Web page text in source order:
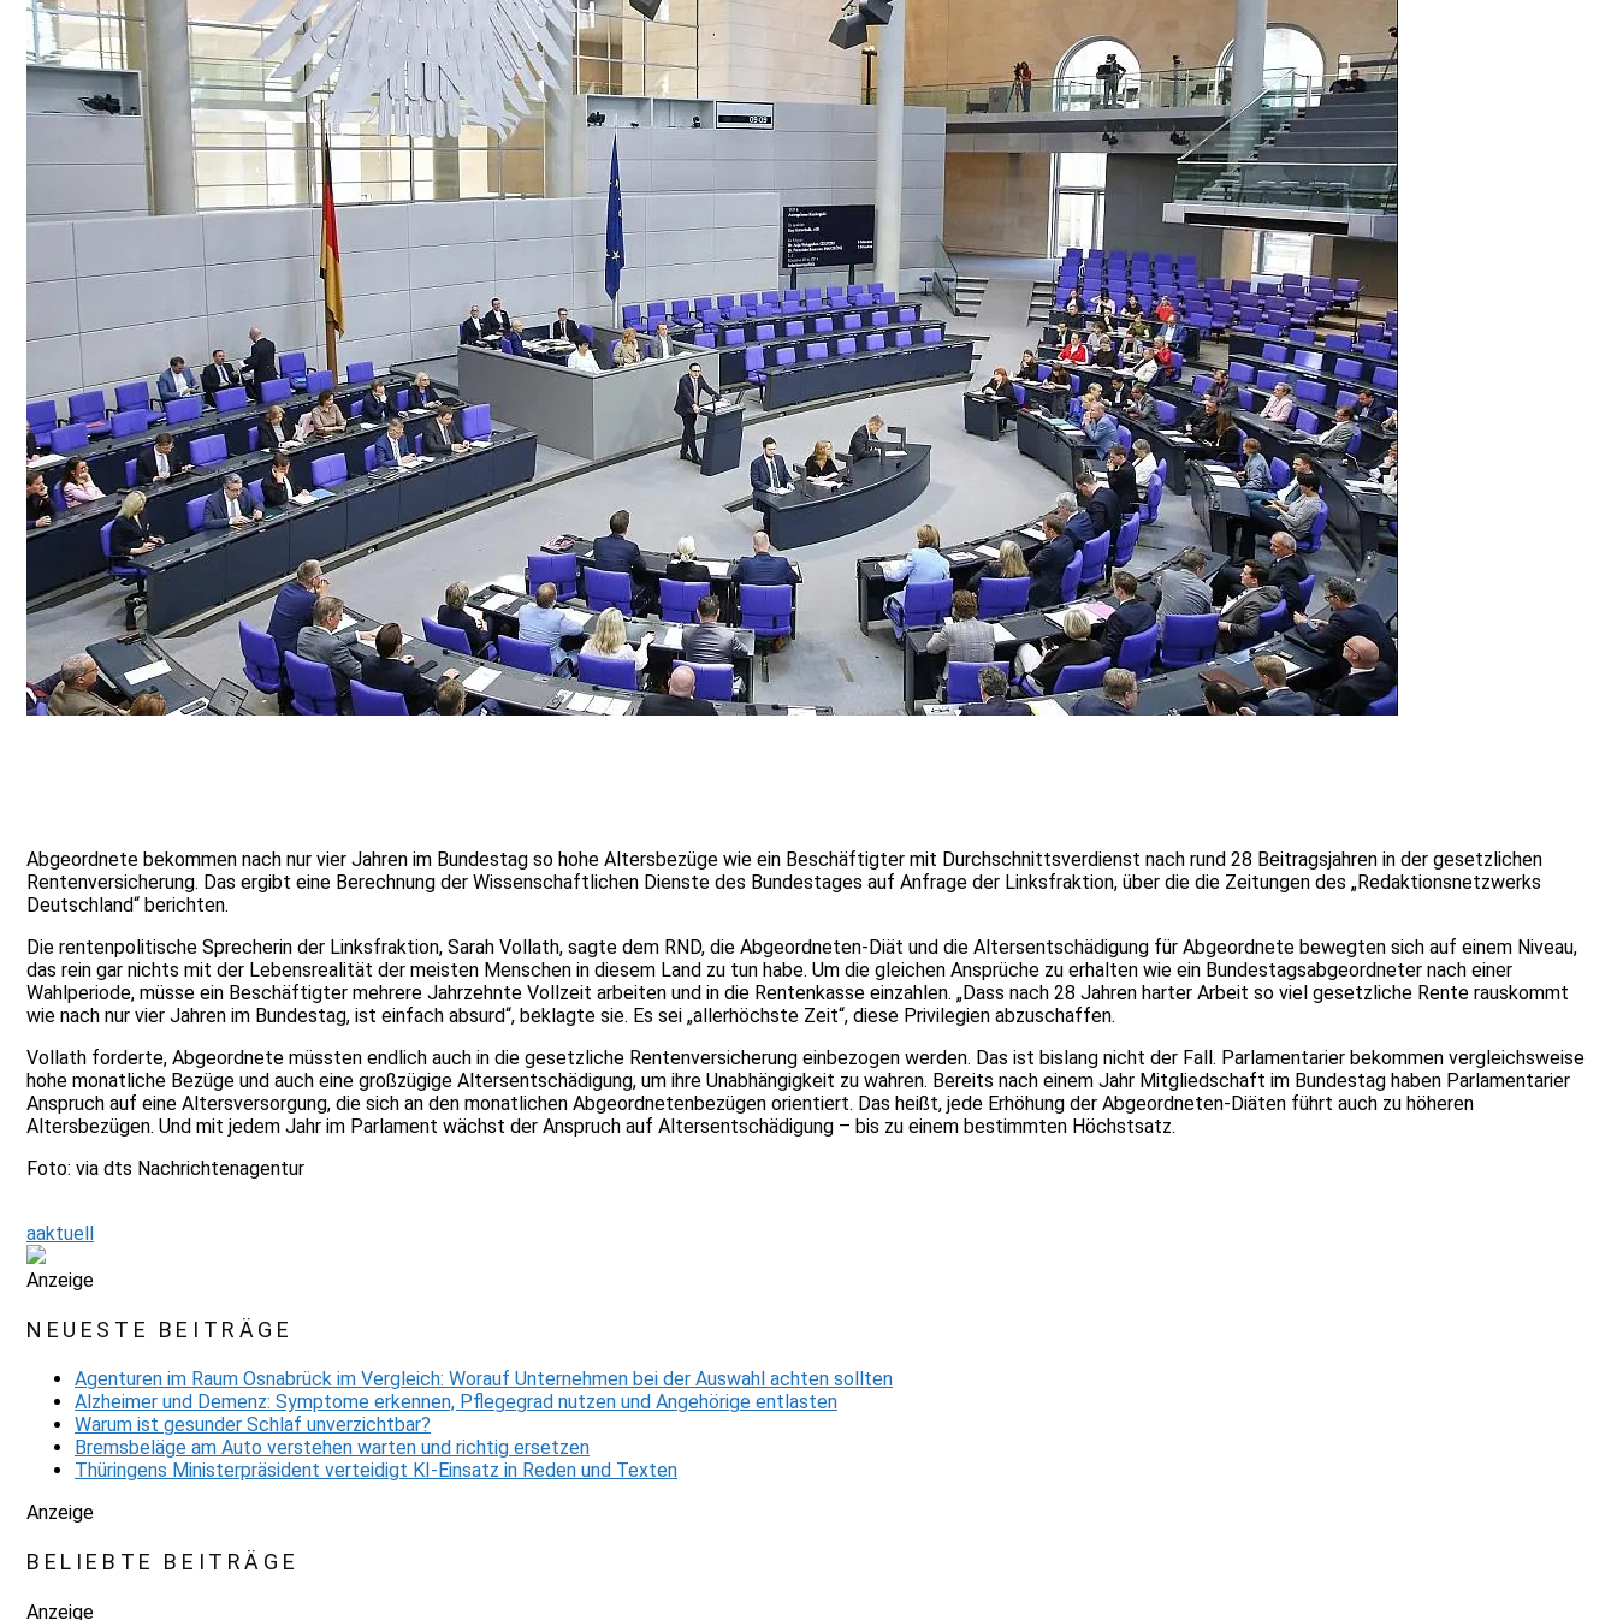
Abgeordnete bekommen nach nur vier Jahren im Bundestag so hohe Altersbezüge wie ein Beschäftigter mit Durchschnittsverdienst nach rund 28 Beitragsjahren in der gesetzlichen
Rentenversicherung. Das ergibt eine Berechnung der Wissenschaftlichen Dienste des Bundestages auf Anfrage der Linksfraktion, über die die Zeitungen des „Redaktionsnetzwerks
Deutschland“ berichten.
Die rentenpolitische Sprecherin der Linksfraktion, Sarah Vollath, sagte dem RND, die Abgeordneten-Diät und die Altersentschädigung für Abgeordnete bewegten sich auf einem Niveau,
das rein gar nichts mit der Lebensrealität der meisten Menschen in diesem Land zu tun habe. Um die gleichen Ansprüche zu erhalten wie ein Bundestagsabgeordneter nach einer
Wahlperiode, müsse ein Beschäftigter mehrere Jahrzehnte Vollzeit arbeiten und in die Rentenkasse einzahlen. „Dass nach 28 Jahren harter Arbeit so viel gesetzliche Rente rauskommt
wie nach nur vier Jahren im Bundestag, ist einfach absurd“, beklagte sie. Es sei „allerhöchste Zeit“, diese Privilegien abzuschaffen.
Vollath forderte, Abgeordnete müssten endlich auch in die gesetzliche Rentenversicherung einbezogen werden. Das ist bislang nicht der Fall. Parlamentarier bekommen vergleichsweise
hohe monatliche Bezüge und auch eine großzügige Altersentschädigung, um ihre Unabhängigkeit zu wahren. Bereits nach einem Jahr Mitgliedschaft im Bundestag haben Parlamentarier
Anspruch auf eine Altersversorgung, die sich an den monatlichen Abgeordnetenbezügen orientiert. Das heißt, jede Erhöhung der Abgeordneten-Diäten führt auch zu höheren
Altersbezügen. Und mit jedem Jahr im Parlament wächst der Anspruch auf Altersentschädigung – bis zu einem bestimmten Höchstsatz.
Foto: via dts Nachrichtenagentur
aaktuell
Anzeige
NEUESTE BEITRÄGE
Agenturen im Raum Osnabrück im Vergleich: Worauf Unternehmen bei der Auswahl achten sollten
Alzheimer und Demenz: Symptome erkennen, Pflegegrad nutzen und Angehörige entlasten
Warum ist gesunder Schlaf unverzichtbar?
Bremsbeläge am Auto verstehen warten und richtig ersetzen
Thüringens Ministerpräsident verteidigt KI-Einsatz in Reden und Texten
Anzeige
BELIEBTE BEITRÄGE
Anzeige